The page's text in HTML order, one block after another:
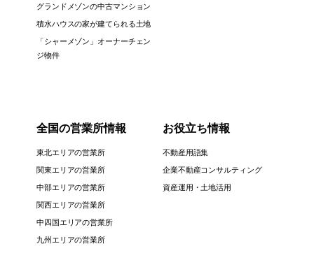
グランドメゾンの中古マンション
積水ハウスの家が建てられる土地
「シャーメゾン」オーナーチェン
ジ物件
全国の営業所情報
東北エリアの営業所
関東エリアの営業所
中部エリアの営業所
関西エリアの営業所
中四国エリアの営業所
九州エリアの営業所
お役立ち情報
不動産用語集
企業不動産コンサルティング
資産運用・土地活用